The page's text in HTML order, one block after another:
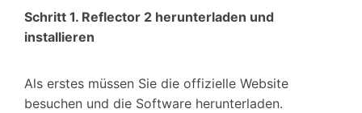
Schritt 1. Reflector 2 herunterladen und
installieren
Als erstes müssen Sie die offizielle Website
besuchen und die Software herunterladen.